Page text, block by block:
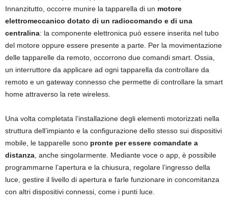
Innanzitutto, occorre munire la tapparella di un motore
elettromeccanico dotato di un radiocomando e di una
centralina: la componente elettronica può essere inserita nel tubo
del motore oppure essere presente a parte. Per la movimentazione
delle tapparelle da remoto, occorrono due comandi smart. Ossia,
un interruttore da applicare ad ogni tapparella da controllare da
remoto e un gateway connesso che permette di controllare la smart
home attraverso la rete wireless.
Una volta completata l’installazione degli elementi motorizzati nella
struttura dell’impianto e la configurazione dello stesso sui dispositivi
mobile, le tapparelle sono pronte per essere comandate a
distanza , anche singolarmente. Mediante voce o app, è possibile
programmarne l’apertura e la chiusura, regolare l’ingresso della
luce, gestire il livello di apertura e farle funzionare in concomitanza
con altri dispositivi connessi, come i punti luce.